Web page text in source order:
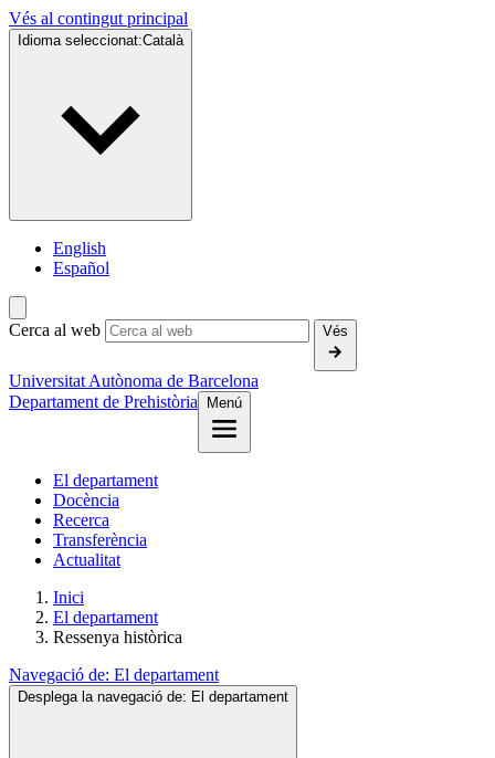
Vés al contingut principal
Idioma seleccionat:Català
English
Español
Cerca al web Vés
Universitat Autònoma de Barcelona
Departament de Prehistòria
Menú
El departament
Docència
Recerca
Transferència
Actualitat
Inici
El departament
Ressenya històrica
Navegació de: El departament
Desplega la navegació de: El departament